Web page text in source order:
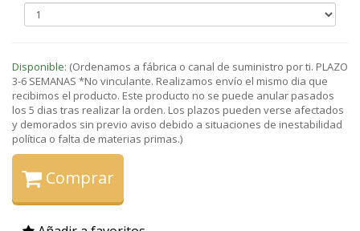
Disponible: (Ordenamos a fábrica o canal de suministro por ti. PLAZO
3-6 SEMANAS *No vinculante. Realizamos envío el mismo dia que
recibimos el producto. Este producto no se puede anular pasados
los 5 dias tras realizar la orden. Los plazos pueden verse afectados
y demorados sin previo aviso debido a situaciones de inestabilidad
política o falta de materias primas.)
Comprar